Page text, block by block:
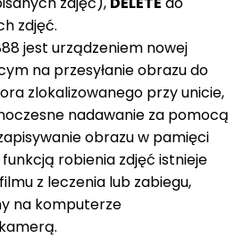
zdjęć.
jest urządzeniem nowej
na przesyłanie obrazu do
zlokalizowanego przy unicie,
nadawanie za pomocą
obrazu w pamięci
funkcją robienia zdjęć istnieje
z leczenia lub zabiegu,
na komputerze